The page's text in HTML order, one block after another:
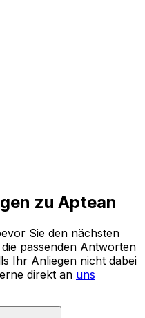
zu Aptean
Sie den nächsten
passenden Antworten
Ihr Anliegen nicht dabei
direkt an uns